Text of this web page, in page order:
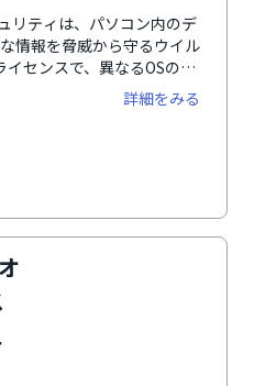
リティは、パソコン内のデ
情報を脅威から守るウイル
センスで、異なるOSのデ
詳細をみる